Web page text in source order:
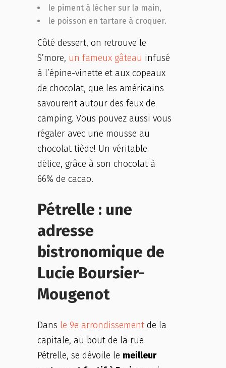
le piment à lécher sur la main,
le poisson en tartare à croquer.
Côté dessert, on retrouve le
S’more, un fameux gâteau infusé
à l’épine-vinette et aux copeaux
de chocolat, que les américains
savourent autour des feux de
camping. Vous pouvez aussi vous
régaler avec une mousse au
chocolat tiède! Un véritable
délice, grâce à son chocolat à
66% de cacao.
Pétrelle : une
adresse
bistronomique de
Lucie Boursier-
Mougenot
Dans le 9e arrondissement de la
capitale, au bout de la rue
Pétrelle, se dévoile le meilleur